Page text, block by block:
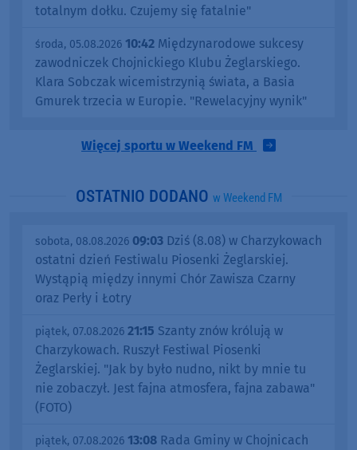
totalnym dołku. Czujemy się fatalnie"
środa, 05.08.2026 10:42 Międzynarodowe sukcesy
zawodniczek Chojnickiego Klubu Żeglarskiego.
Klara Sobczak wicemistrzynią świata, a Basia
Gmurek trzecia w Europie. "Rewelacyjny wynik"
Więcej sportu w Weekend FM
OSTATNIO DODANO w Weekend FM
sobota, 08.08.2026 09:03 Dziś (8.08) w Charzykowach
ostatni dzień Festiwalu Piosenki Żeglarskiej.
Wystąpią między innymi Chór Zawisza Czarny
oraz Perły i Łotry
piątek, 07.08.2026 21:15 Szanty znów królują w
Charzykowach. Ruszył Festiwal Piosenki
Żeglarskiej. "Jak by było nudno, nikt by mnie tu
nie zobaczył. Jest fajna atmosfera, fajna zabawa"
(FOTO)
piątek, 07.08.2026 13:08 Rada Gminy w Chojnicach